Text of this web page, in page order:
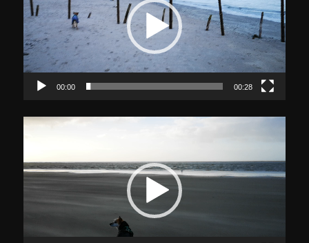
00:00 00:28
Video-